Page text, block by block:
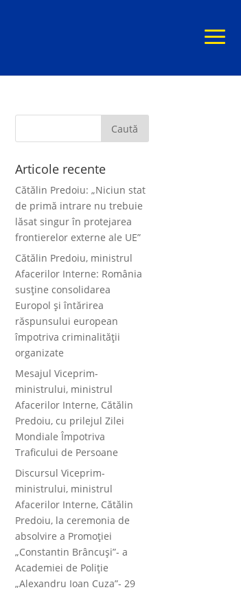
Articole recente
Cătălin Predoiu: „Niciun stat
de primă intrare nu trebuie
lăsat singur în protejarea
frontierelor externe ale UE”
Cătălin Predoiu, ministrul
Afacerilor Interne: România
susține consolidarea
Europol și întărirea
răspunsului european
împotriva criminalității
organizate
Mesajul Viceprim-
ministrului, ministrul
Afacerilor Interne, Cătălin
Predoiu, cu prilejul Zilei
Mondiale Împotriva
Traficului de Persoane
Discursul Viceprim-
ministrului, ministrul
Afacerilor Interne, Cătălin
Predoiu, la ceremonia de
absolvire a Promoției
„Constantin Brâncuși”- a
Academiei de Poliție
„Alexandru Ioan Cuza”- 29